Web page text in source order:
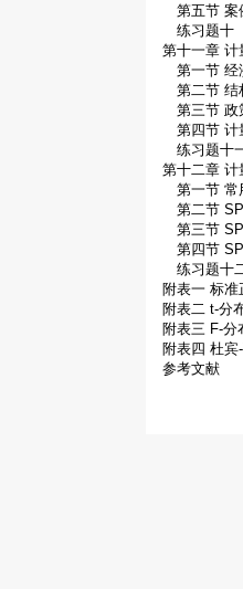
第五节 案
练习题十
第十一章 计
第一节 经
第二节 结
第三节 政
第四节 计
练习题十
第十二章 计
第一节 常
第二节
第三节
第四节
练习题十
附表一 标
附表二 t-分
附表三 F-分
附表四 杜宾
参考文献